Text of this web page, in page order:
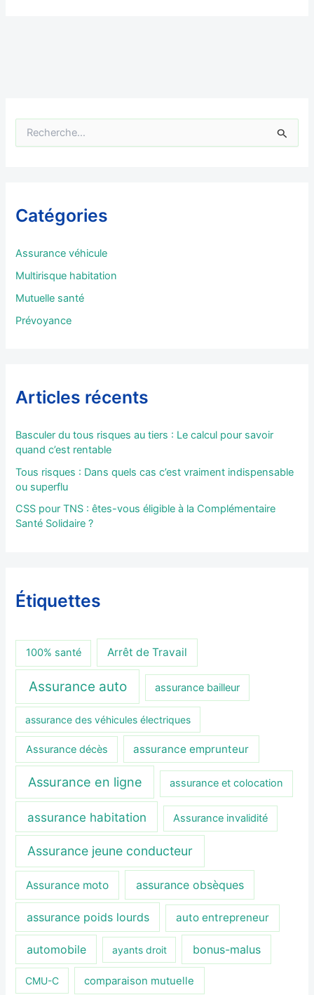
e
c
r
Catégories
Assurance véhicule
Multirisque habitation
Mutuelle santé
Prévoyance
Articles récents
Basculer du tous risques au tiers : Le calcul pour savoir
quand c’est rentable
Tous risques : Dans quels cas c’est vraiment indispensable
ou superflu
CSS pour TNS : êtes-vous éligible à la Complémentaire
Santé Solidaire ?
Étiquettes
100% santé Arrêt de Travail
Assurance auto assurance bailleur
assurance des véhicules électriques
Assurance décès assurance emprunteur
Assurance en ligne assurance et colocation
assurance habitation Assurance invalidité
Assurance jeune conducteur
Assurance moto assurance obsèques
assurance poids lourds auto entrepreneur
automobile ayants droit bonus-malus
CMU-C comparaison mutuelle